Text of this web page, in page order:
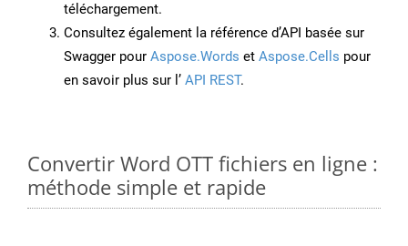
téléchargement.
Consultez également la référence d’API basée sur
Swagger pour Aspose.Words et Aspose.Cells pour
en savoir plus sur l’ API REST.
Convertir Word OTT fichiers en ligne :
méthode simple et rapide